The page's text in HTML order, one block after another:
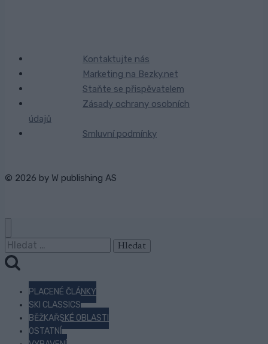
Kontaktujte nás
Marketing na Bezky.net
Staňte se přispěvatelem
Zásady ochrany osobních
údajů
Smluvní podmínky
© 2026 by W publishing AS
Vyhledávání
PLACENÉ ČLÁNKY
SKI CLASSICS
BĚŽKAŘSKÉ OBLASTI
OSTATNÍ